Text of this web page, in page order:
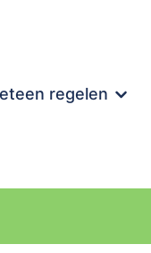
regelen